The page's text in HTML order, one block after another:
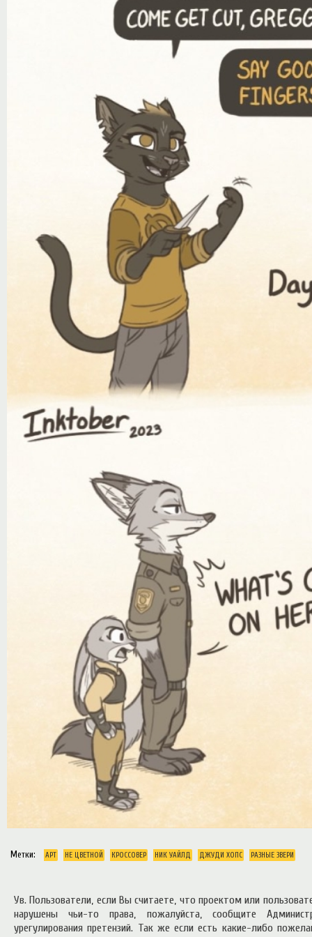
: Trying to access array offset on value of type null in /var/www/ztfanru/
Метки: АРТ НЕ ЦВЕТНОЙ КРОССОВЕР НИК УАЙЛД ДЖУДИ ХОПС РАЗНЫЕ ЗВЕРИ
Ув. Пользователи, если Вы считаете, что проектом или
нарушены чьи-то права, пожалуйста, сообщите
урегулирования претензий. Так же если есть какие-либо